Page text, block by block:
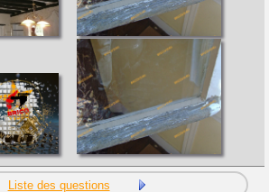
Liste des questions